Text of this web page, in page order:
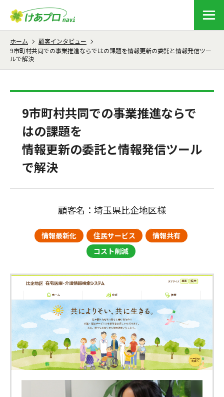
ホーム
顧客インタビュー
9市町村共同での事業推進ならではの課題を情報更新の委託と情報発信ツー
ルで解決
9市町村共同での事業推進ならで
はの課題を
情報更新の委託と情報発信ツール
で解決
顧客名：埼玉県比企地区様
情報最新化 住民サービス
情報共有
コスト削減